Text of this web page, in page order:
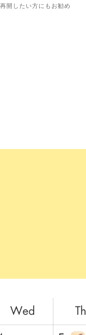
開したい方にもお勧め